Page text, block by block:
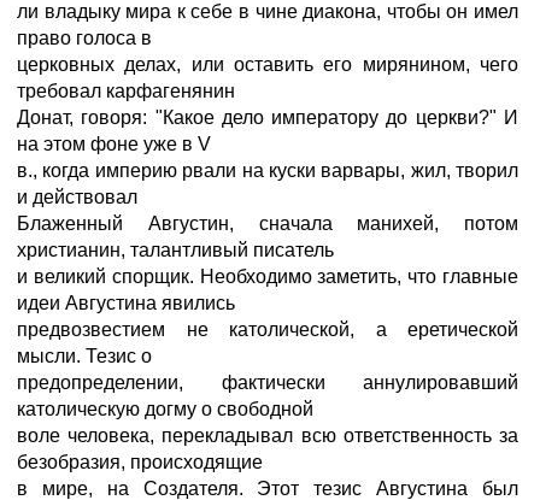
ли владыку мира к себе в чине диакона, чтобы он имел
право голоса в
церковных делах, или оставить его мирянином, чего
требовал карфагенянин
Донат, говоря: "Какое дело императору до церкви?" И
на этом фоне уже в V
в., когда империю рвали на куски варвары, жил, творил
и действовал
Блаженный Августин, сначала манихей, потом
христианин, талантливый писатель
и великий спорщик. Необходимо заметить, что главные
идеи Августина явились
предвозвестием не католической, а еретической
мысли. Тезис о
предопределении, фактически аннулировавший
католическую догму о свободной
воле человека, перекладывал всю ответственность за
безобразия, происходящие
в мире, на Создателя. Этот тезис Августина был